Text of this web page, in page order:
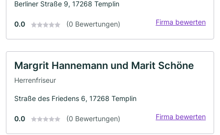
Berliner Straße 9, 17268 Templin
0.0 (0 Bewertungen) Firma bewerten
Margrit Hannemann und Marit Schöne
Herrenfriseur
Straße des Friedens 6, 17268 Templin
0.0 (0 Bewertungen) Firma bewerten